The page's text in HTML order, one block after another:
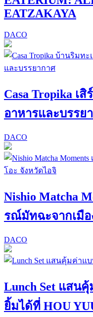
EATZAKAYA
DACO
Casa Tropika เ
อาหารและบรรย
DACO
Nishio Matcha
รณ์มัทฉะจากเมือ
DACO
Lunch Set แสน
ยิ้มได้ที่ HOU